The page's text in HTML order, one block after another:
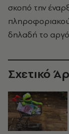
σκοπό την
δηλαδή το
Σχετικό